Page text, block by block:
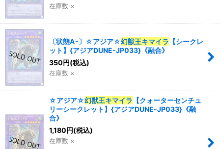
在庫数 ×
〔状態A-〕☆アジア☆幻獣王キマイラ 【シークレ
ット】{アジアDUNE-JP033}《融合》
350円(税込)
在庫数 ×
☆アジア☆幻獣王キマイラ 【クォーターセンチュ
リーシークレット】{アジアDUNE-JP033}《融
合》
1,180円(税込)
在庫数 ×